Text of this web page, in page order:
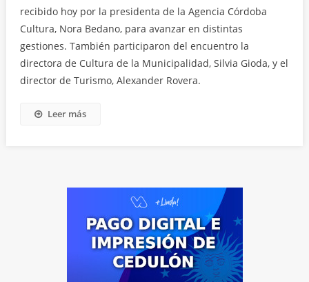
recibido hoy por la presidenta de la Agencia Córdoba
Cultura, Nora Bedano, para avanzar en distintas
gestiones. También participaron del encuentro la
directora de Cultura de la Municipalidad, Silvia Gioda, y el
director de Turismo, Alexander Rovera.
Leer más